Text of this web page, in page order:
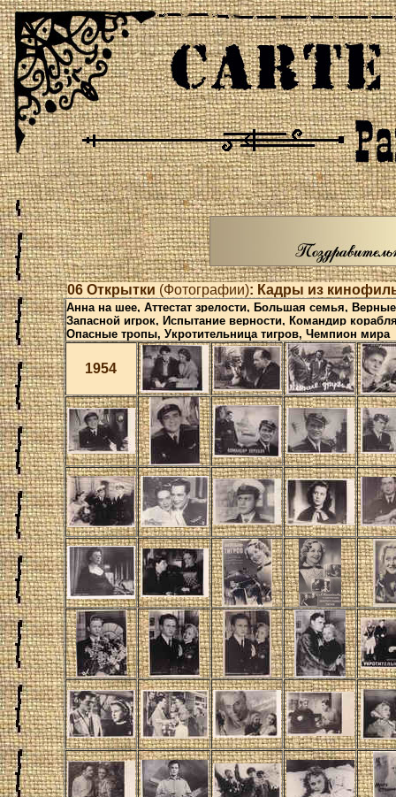
06 Открытки (Фотографии): Кадры из
Анна на шее, Аттестат зрелости, Большая семья,
Запасной игрок, Испытание верности, Командир
Опасные тропы, Укротительница тигров, Чемпион мира
1954